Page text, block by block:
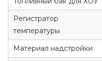
Регистратор
температуры
Материал надстройки